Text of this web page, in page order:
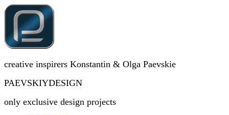
creative inspirers Konstantin & Olga Paevskie
PAEVSKIYDESIGN
only exclusive design projects